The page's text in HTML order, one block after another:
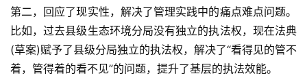
第二，回应了现实性，解决了管理实践中的痛点难点问题。
比如，过去县级生态环境分局没有独立的执法权，现在法典
(草案)赋予了县级分局独立的执法权，解决了“看得见的管不
着，管得着的看不见”的问题，提升了基层的执法效能。